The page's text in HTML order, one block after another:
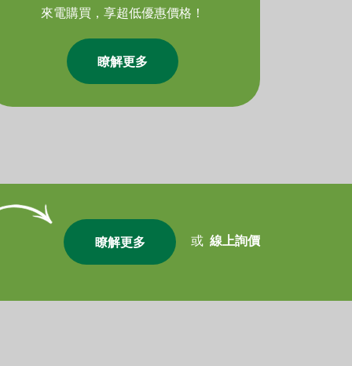
來電購買，享超低優惠價格！
瞭解更多
瞭解更多 或 線上詢價